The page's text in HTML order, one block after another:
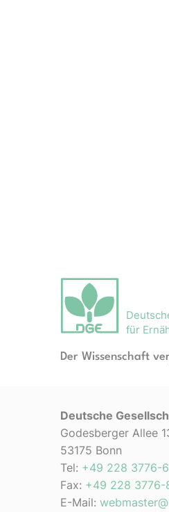
für
Der Wissenschaft
Deutsche
Godesberger Allee
53175 Bonn
Tel: +49 228 3776-
Fax: +49 228 3776-
E-Mail: